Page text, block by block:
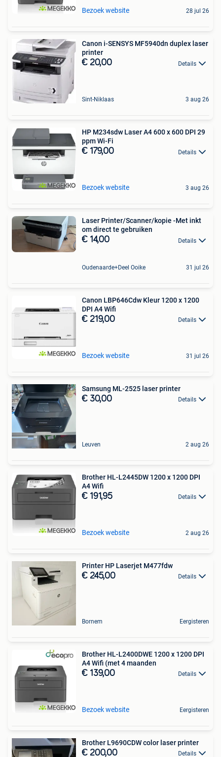
Bezoek website 28 jul 26
Canon i-SENSYS MF5940dn duplex laser
printer
€ 20,00 Details
Sint-Niklaas 3 aug 26
HP M234sdw Laser A4 600 x 600 DPI 29
ppm Wi-Fi
€ 179,00 Details
Bezoek website 3 aug 26
Laser Printer/Scanner/kopie -Met inkt
om direct te gebruiken
€ 14,00 Details
Oudenaarde+Deel Ooike 31 jul 26
Canon LBP646Cdw Kleur 1200 x 1200
DPI A4 Wifi
€ 219,00 Details
Bezoek website 31 jul 26
Samsung ML-2525 laser printer
€ 30,00 Details
Leuven 2 aug 26
Brother HL-L2445DW 1200 x 1200 DPI
A4 Wifi
€ 191,95 Details
Bezoek website 2 aug 26
Printer HP Laserjet M477fdw
€ 245,00 Details
Bornem Eergisteren
Brother HL-L2400DWE 1200 x 1200 DPI
A4 Wifi (met 4 maanden
€ 139,00 Details
Bezoek website Eergisteren
Brother L9690CDW color laser printer
€ 200,00 Details